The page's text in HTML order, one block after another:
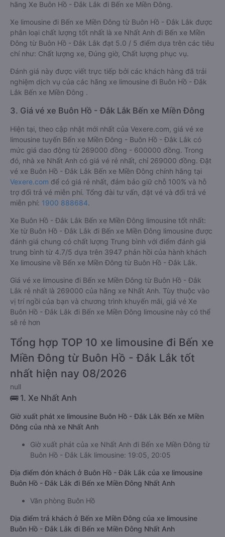
hãng Xe Buôn Hồ - Đắk Lắk đi Bến xe Miền Đông.
Xe limousine đi Bến xe Miền Đông từ Buôn Hồ - Đắk Lắk được
phân loại chất lượng tốt nhất là xe Nhất Anh đi Bến xe Miền
Đông từ Buôn Hồ - Đắk Lắk đạt 5.0 / 5 điểm dựa trên các tiêu
chí như: Chất lượng xe, Đúng giờ, Chất lượng phục vụ.
Đánh giá này được viết trực tiếp bởi các khách hàng đã trải
nghiệm dịch vụ của các hãng xe limousine đi Buôn Hồ - Đắk
Lắk Bến xe Miền Đông .
3. Giá vé xe Buôn Hồ - Đắk Lắk Bến xe Miền Đông
Hiện tại, theo cập nhật mới nhất của Vexere.com, giá vé xe
limousine tuyến Bến xe Miền Đông - Buôn Hồ - Đắk Lắk có
mức giá dao động từ 269000 đồng - 600000 đồng. Trong
đó, nhà xe Nhất Anh có giá vé rẻ nhất, chỉ 269000 đồng. Đặt
vé xe Buôn Hồ - Đắk Lắk Bến xe Miền Đông chính hãng tại
Vexere.com để có giá rẻ nhất, đảm bảo giữ chỗ 100% và hỗ
trợ đổi trả vé miễn phí. Tổng đài tư vấn, đặt vé và đổi trả vé
miễn phí: 1900 888684.
Xe Buôn Hồ - Đắk Lắk Bến xe Miền Đông limousine tốt nhất:
Xe từ Buôn Hồ - Đắk Lắk đi Bến xe Miền Đông limousine được
đánh giá chung có chất lượng Trung bình với điểm đánh giá
trung bình từ 4.7/5 dựa trên 3947 phản hồi của hành khách
Xe limousine về Bến xe Miền Đông từ Buôn Hồ - Đắk Lắk.
Giá vé xe limousine đi Bến xe Miền Đông từ Buôn Hồ - Đắk
Lắk rẻ nhất là 269000 của hãng xe Nhất Anh. Tùy thuộc vào
vị trí ngồi của bạn và chương trình khuyến mãi, giá vé Xe
Buôn Hồ - Đắk Lắk đi Bến xe Miền Đông limousine này có thể
sẽ rẻ hơn
Tổng hợp TOP 10 xe limousine đi Bến xe
Miền Đông từ Buôn Hồ - Đắk Lắk tốt
nhất hiện nay 08/2026
null
🚌 1. Xe Nhất Anh
Giờ xuất phát xe limousine Buôn Hồ - Đắk Lắk Bến xe Miền
Đông của nhà xe Nhất Anh
Giờ xuất phát của xe Nhất Anh đi Bến xe Miền Đông từ
Buôn Hồ - Đắk Lắk limousine: 19:05, 20:05
Địa điểm đón khách ở Buôn Hồ - Đắk Lắk của xe limousine
Buôn Hồ - Đắk Lắk đi Bến xe Miền Đông Nhất Anh
Văn phòng Buôn Hồ
Địa điểm trả khách ở Bến xe Miền Đông của xe limousine
Buôn Hồ - Đắk Lắk đi Bến xe Miền Đông Nhất Anh